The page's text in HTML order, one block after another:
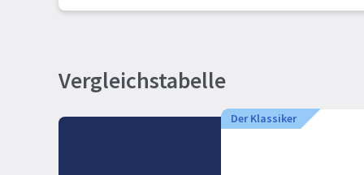
Vergleichstabelle
Der Klassiker